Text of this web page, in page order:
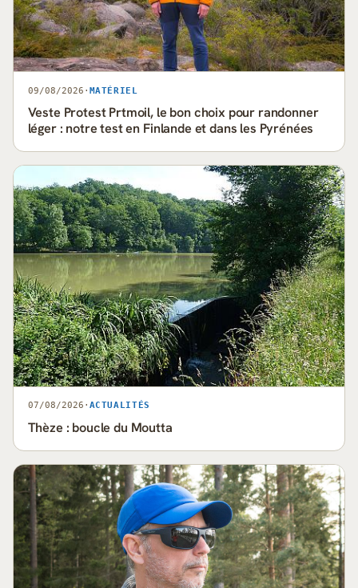
09/08/2026 · MATÉRIEL
Veste Protest Prtmoil, le bon choix pour randonner
léger : notre test en Finlande et dans les Pyrénées
07/08/2026 · ACTUALITÉS
Thèze : boucle du Moutta